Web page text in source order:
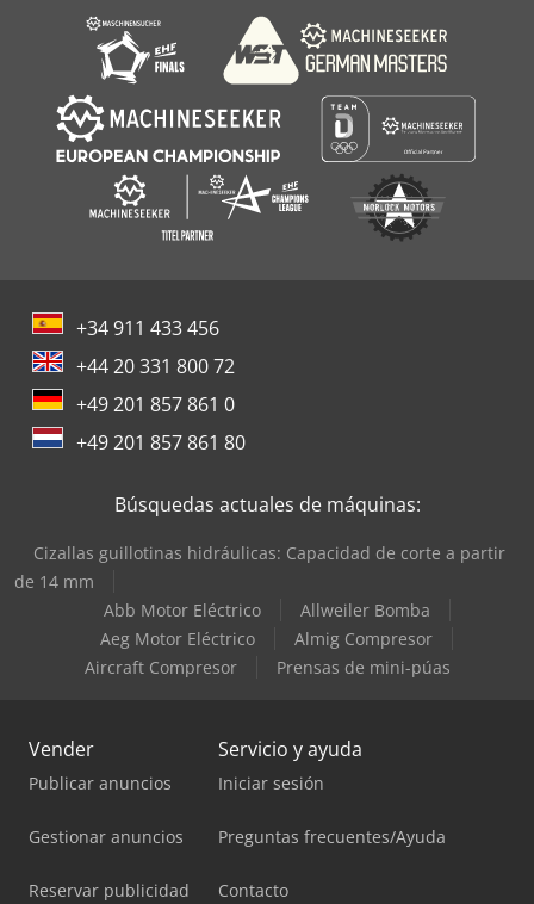
+34 911 433 456
+44 20 331 800 72
+49 201 857 861 0
+49 201 857 861 80
Búsquedas actuales de máquinas:
Cizallas guillotinas hidráulicas: Capacidad de corte a partir
de 14 mm
Abb Motor Eléctrico
Allweiler Bomba
Aeg Motor Eléctrico
Almig Compresor
Aircraft Compresor
Prensas de mini-púas
Vender
Publicar anuncios
Gestionar anuncios
Reservar publicidad
Servicio y ayuda
Iniciar sesión
Preguntas frecuentes/Ayuda
Contacto